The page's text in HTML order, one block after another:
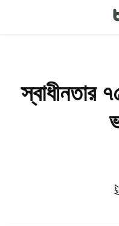
স্বাধীনতার